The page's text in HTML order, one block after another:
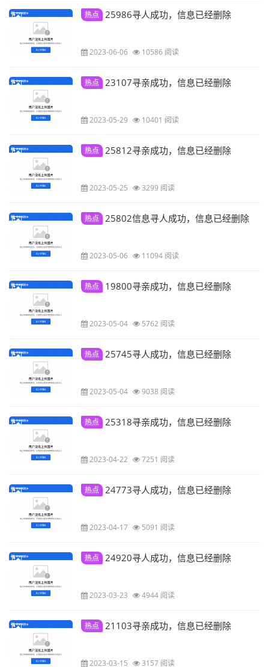
热点 25986寻人成功，信息已经删除
2023-06-06 10586 阅读
热点 23107寻亲成功，信息已经删除
2023-05-29 10401 阅读
热点 25812寻亲成功，信息已经删除
2023-05-25 3299 阅读
热点 25802信息寻人成功，信息已经删除
2023-05-06 11094 阅读
热点 19800寻亲成功，信息已经删除
2023-05-04 5762 阅读
热点 25745寻人成功，信息已经删除
2023-05-04 9038 阅读
热点 25318寻亲成功，信息已经删除
2023-04-22 7251 阅读
热点 24773寻人成功，信息已经删除
2023-04-17 5091 阅读
热点 24920寻人成功，信息已经删除
2023-03-23 4944 阅读
热点 21103寻亲成功，信息已经删除
2023-03-15 3157 阅读